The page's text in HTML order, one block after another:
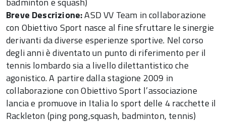
Breve Descrizione:ASD VV Team in collaborazione
con Obiettivo Sport nasce al fine sfruttare le sinergie
derivanti da diverse esperienze sportive. Nel corso
degli anni è diventato un punto di riferimento per il
tennis lombardo sia a livello dilettantistico che
agonistico. A partire dalla stagione 2009 in
collaborazione con Obiettivo Sport l’associazione
lancia e promuove in Italia lo sport delle 4 racchette il
Rackleton (ping pong,squash, badminton, tennis)